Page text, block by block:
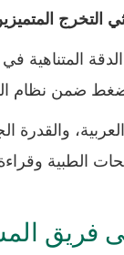
التخرج
الدقة المتناهية في
ضمن نظام
والقدرة
الطبية وقراءة
فريق